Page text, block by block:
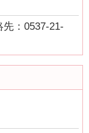
動発表交流会
動発表交流会
会について
行います！
：0537-21-